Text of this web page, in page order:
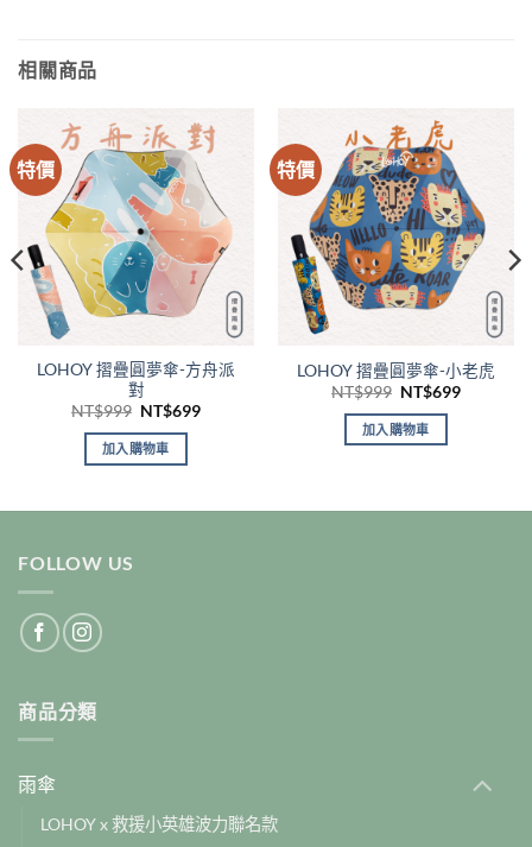
相關商品
特價
LOHOY 摺疊圓夢傘-方舟派
對
NT$999 原
價
格：
NT$999。
NT$699目
加入購物車
特價
LOHOY 摺疊圓夢傘-小老虎
NT$999 原
價
格：
NT$699目
加入購物車
FOLLOW US
商品分類
雨傘
LOHOY x 救援小英雄波力聯名款